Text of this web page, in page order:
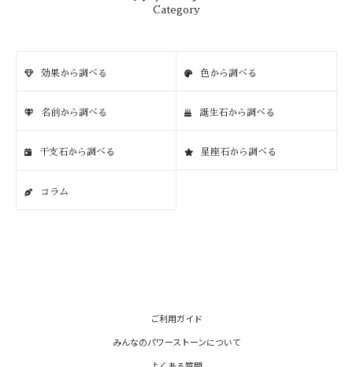
Category
効果から調べる 色から調べる
名前から調べる 誕生石から調べる
干支石から調べる 星座石から調べる
コラム
ご利用ガイド
みんなのパワーストーンについて